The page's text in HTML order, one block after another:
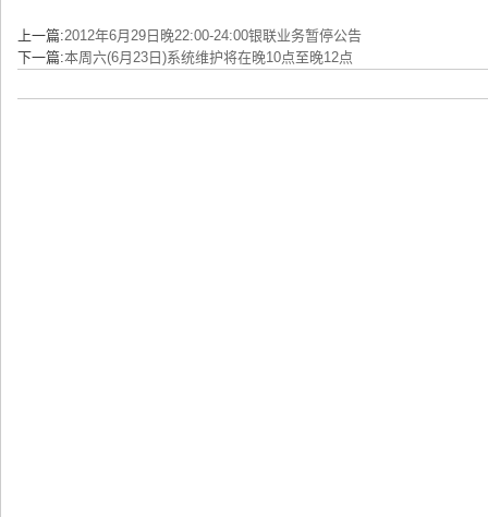
上一篇:2012年6月29日晚22:00-24:00银联业务暂停公告
下一篇:本周六(6月23日)系统维护将在晚10点至晚12点